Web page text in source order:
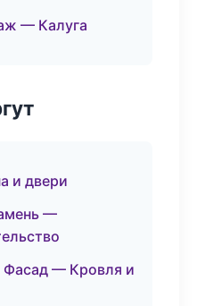
— Калуга
и двери
—
— Кровля и